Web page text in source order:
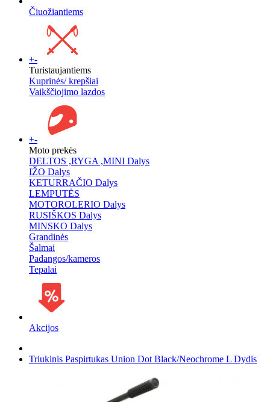
Čiuožiantiems
+-
Turistaujantiems
Kuprinės/ krepšiai
Vaikščiojimo lazdos
+-
Moto prekės
DELTOS ,RYGA ,MINI Dalys
IŽO Dalys
KETURRAČIO Dalys
LEMPUTĖS
MOTOROLERIO Dalys
RUSIŠKOS Dalys
MINSKO Dalys
Grandinės
Šalmai
Padangos/kameros
Tepalai
Akcijos
Triukinis Paspirtukas Union Dot Black/Neochrome L Dydis